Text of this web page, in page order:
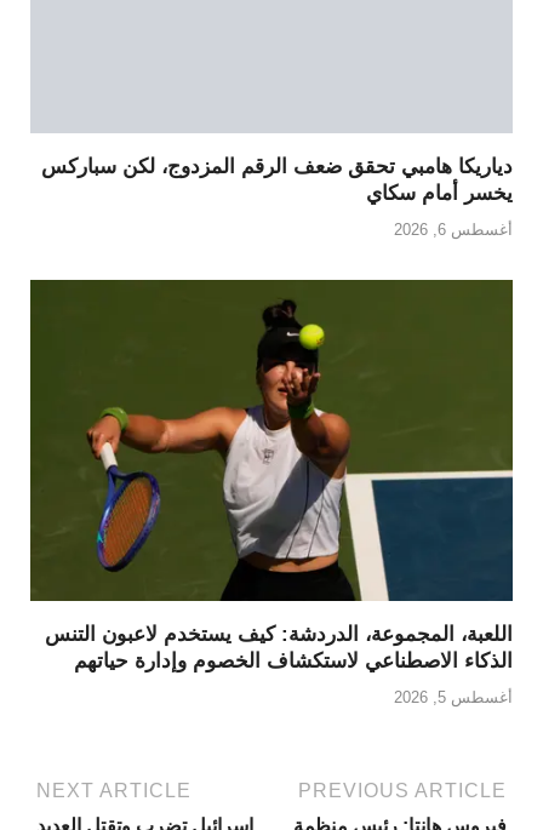
دياريكا هامبي تحقق ضعف الرقم المزدوج، لكن سباركس
يخسر أمام سكاي
أغسطس 6, 2026
اللعبة، المجموعة، الدردشة: كيف يستخدم لاعبون التنس
الذكاء الاصطناعي لاستكشاف الخصوم وإدارة حياتهم
أغسطس 5, 2026
PREVIOUS ARTICLE
فيروس هانتا: رئيس منظمة
NEXT ARTICLE
إسرائيل تضرب وتقتل العديد